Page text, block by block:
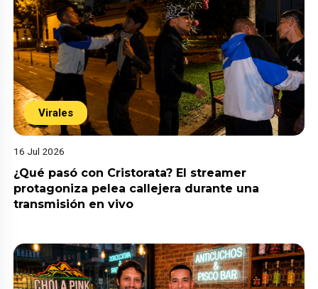
Virales
16 Jul 2026
¿Qué pasó con Cristorata? El streamer
protagoniza pelea callejera durante una
transmisión en vivo